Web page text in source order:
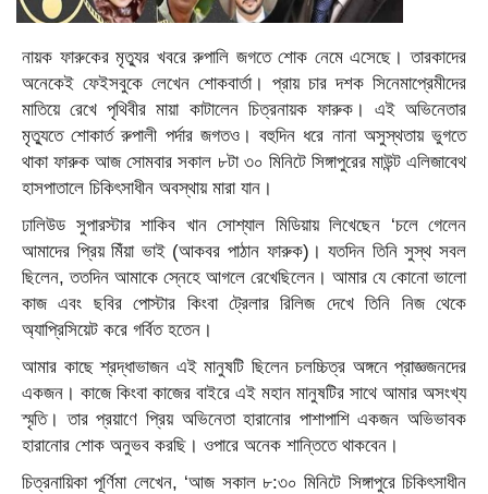
নায়ক ফারুকের মৃত্যুর খবরে রুপালি জগতে শোক নেমে এসেছে। তারকাদের
অনেকেই ফেইসবুকে লেখেন শোকবার্তা। প্রায় চার দশক সিনেমাপ্রেমীদের
মাতিয়ে রেখে পৃথিবীর মায়া কাটালেন চিত্রনায়ক ফারুক। এই অভিনেতার
মৃত্যুতে শোকার্ত রুপালী পর্দার জগতও। বহুদিন ধরে নানা অসুস্থতায় ভুগতে
থাকা ফারুক আজ সোমবার সকাল ৮টা ৩০ মিনিটে সিঙ্গাপুরের মাউন্ট এলিজাবেথ
হাসপাতালে চিকিৎসাধীন অবস্থায় মারা যান।
ঢালিউড সুপারস্টার শাকিব খান সোশ্যাল মিডিয়ায় লিখেছেন ‘চলে গেলেন
আমাদের প্রিয় মিঁয়া ভাই (আকবর পাঠান ফারুক)। যতদিন তিনি সুস্থ সবল
ছিলেন, ততদিন আমাকে স্নেহে আগলে রেখেছিলেন। আমার যে কোনো ভালো
কাজ এবং ছবির পোস্টার কিংবা ট্রেলার রিলিজ দেখে তিনি নিজ থেকে
অ্যাপ্রিসিয়েট করে গর্বিত হতেন।
আমার কাছে শ্রদ্ধাভাজন এই মানুষটি ছিলেন চলচ্চিত্র অঙ্গনে প্রাজ্ঞজনদের
একজন। কাজে কিংবা কাজের বাইরে এই মহান মানুষটির সাথে আমার অসংখ্য
স্মৃতি। তার প্রয়াণে প্রিয় অভিনেতা হারানোর পাশাপাশি একজন অভিভাবক
হারানোর শোক অনুভব করছি। ওপারে অনেক শান্তিতে থাকবেন।
চিত্রনায়িকা পূর্ণিমা লেখেন, ‘আজ সকাল ৮:৩০ মিনিটে সিঙ্গাপুরে চিকিৎসাধীন